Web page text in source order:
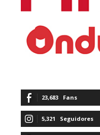
23,683 Fans
5,321 Seguidores